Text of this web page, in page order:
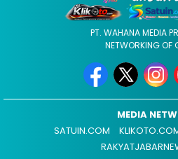
PT. WAHANA MEDIA
NETWORKING OF
MEDIA
SATUIN.COM